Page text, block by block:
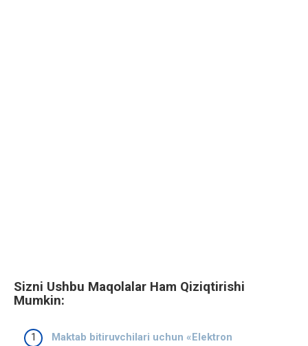
Sizni Ushbu Maqolalar Ham Qiziqtirishi
Mumkin:
Maktab bitiruvchilari uchun «Elektron